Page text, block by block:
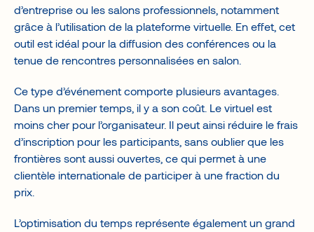
d’entreprise ou les salons professionnels, notamment
grâce à l’utilisation de la plateforme virtuelle. En effet, cet
outil est idéal pour la diffusion des conférences ou la
tenue de rencontres personnalisées en salon.
Ce type d’événement comporte plusieurs avantages.
Dans un premier temps, il y a son coût. Le virtuel est
moins cher pour l’organisateur. Il peut ainsi réduire le frais
d’inscription pour les participants, sans oublier que les
frontières sont aussi ouvertes, ce qui permet à une
clientèle internationale de participer à une fraction du
prix.
L’optimisation du temps représente également un grand